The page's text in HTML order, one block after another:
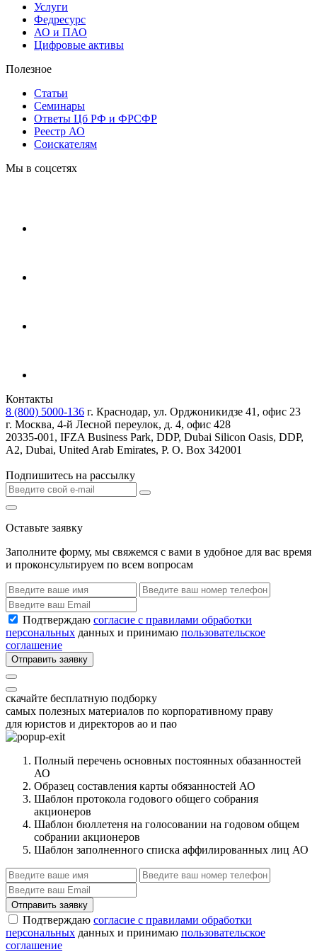
Услуги
Федресурс
АО и ПАО
Цифровые активы
Полезное
Статьи
Cеминары
Ответы Цб РФ и ФРСФР
Реестр АО
Соискателям
Мы в соцсетях
Контакты
8 (800) 5000-136 г. Краснодар, ул. Орджоникидзе 41, офис 23
г. Москва, 4-й Лесной переулок, д. 4, офис 428
20335-001, IFZA Business Park, DDP, Dubai Silicon Oasis, DDP,
A2, Dubai, United Arab Emirates, P. O. Box 342001
Подпишитесь на рассылку
Оставьте заявку
Заполните форму, мы свяжемся с вами в удобное для вас время
и проконсультируем по всем вопросам
Подтверждаю согласие с правилами обработки
персональных данных и принимаю пользовательское
соглашение
Отправить заявку
скачайте бесплатную подборку
самых полезных материалов по корпоративному праву
для юристов и директоров ао и пао
Полный перечень основных постоянных обазанностей
АО
Образец составления карты обязанностей АО
Шаблон протокола годового общего собрания
акционеров
Шаблон бюллетеня на голосовании на годовом общем
собрании акционеров
Шаблон заполненного списка аффилированных лиц АО
Отправить заявку
Подтверждаю согласие с правилами обработки
персональных данных и принимаю пользовательское
соглашение